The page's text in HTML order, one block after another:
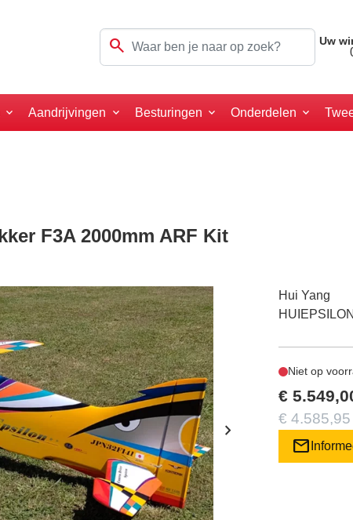
search Uw
Aandrijvingen Besturingen Onderdelen
F3A 2000mm ARF Kit
chevron_right
Hui Yang
Niet op
€
€
mail